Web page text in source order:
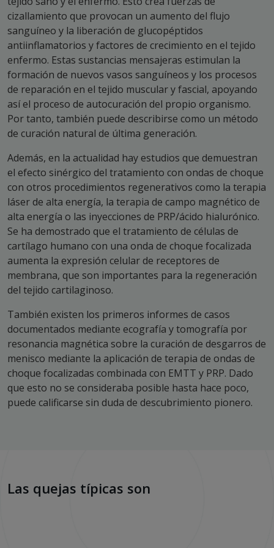
cizallamiento que provocan un aumento del flujo
sanguíneo y la liberación de glucopéptidos
antiinflamatorios y factores de crecimiento en el tejido
enfermo. Estas sustancias mensajeras estimulan la
formación de nuevos vasos sanguíneos y los procesos
de reparación en el tejido muscular y fascial, apoyando
así el proceso de autocuración del propio organismo.
Por tanto, también puede describirse como un método
de curación natural de última generación.
Además, en la actualidad hay estudios que demuestran
el efecto sinérgico del tratamiento con ondas de choque
con otros procedimientos regenerativos como la terapia
láser de alta energía, la terapia de campo magnético de
alta energía o las inyecciones de PRP/ácido hialurónico.
Se ha demostrado que el tratamiento de células de
cartílago humano con una onda de choque focalizada
aumenta la expresión celular de receptores de
membrana, que son importantes para la regeneración
del tejido cartilaginoso.
También existen los primeros informes de casos
documentados mediante ecografía y tomografía por
resonancia magnética sobre la curación de desgarros de
menisco mediante la aplicación de terapia de ondas de
choque focalizadas combinada con EMTT y PRP. Dado
que esto no se consideraba posible hasta hace poco,
puede calificarse sin duda de descubrimiento pionero.
Las quejas típicas son